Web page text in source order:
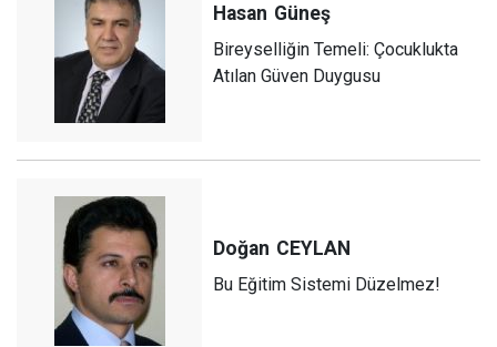
Hasan Güneş
Bireyselliğin Temeli: Çocuklukta
Atılan Güven Duygusu
Doğan CEYLAN
Bu Eğitim Sistemi Düzelmez!